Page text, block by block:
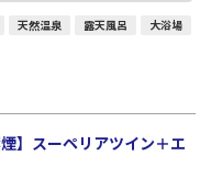
天然温泉 露天風呂 大浴場
】スーペリアツイン＋エ